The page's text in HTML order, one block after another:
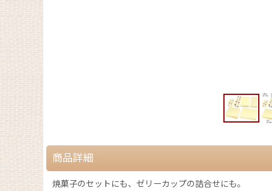
商品詳細
焼菓子のセットにも、ゼリーカップの詰合せにも。